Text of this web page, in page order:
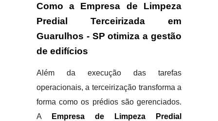
Como a Empresa de Limpeza
Predial Terceirizada em
Guarulhos - SP otimiza a gestão
de edifícios
Além da execução das tarefas
operacionais, a terceirização transforma a
forma como os prédios são gerenciados.
A
Empresa de Limpeza Predial